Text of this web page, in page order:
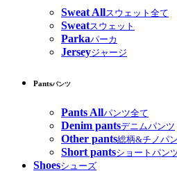
Sweat Allスウェット全て
Sweatスウェット
Parkaパーカ
Jerseyジャージ
Pantsパンツ
Pants Allパンツ全て
Denim pantsデニムパンツ
Other pants総柄&チノパ
Short pantsショートパン
Shoesシューズ